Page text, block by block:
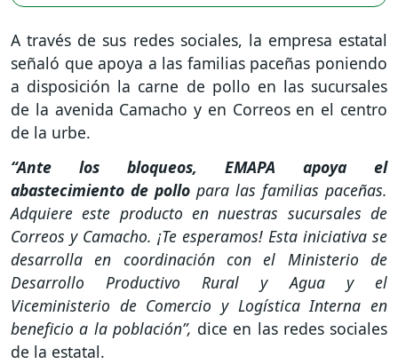
A través de sus redes sociales, la empresa estatal
señaló que apoya a las familias paceñas poniendo
a disposición la carne de pollo en las sucursales
de la avenida Camacho y en Correos en el centro
de la urbe.
“Ante los bloqueos, EMAPA apoya el
abastecimiento de pollo para las familias paceñas.
Adquiere este producto en nuestras sucursales de
Correos y Camacho. ¡Te esperamos! Esta iniciativa se
desarrolla en coordinación con el Ministerio de
Desarrollo Productivo Rural y Agua y el
Viceministerio de Comercio y Logística Interna en
beneficio a la población”, dice en las redes sociales
de la estatal.